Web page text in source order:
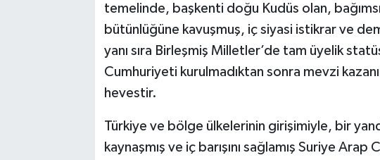
temelinde, başkenti doğu Kudüs olan,
bütünlüğüne kavuşmuş, iç siyasi istikrar ve
yanı sıra Birleşmiş Milletler’de tam üyelik
Cumhuriyeti kurulmadıktan sonra mevzi
hevestir.
Türkiye ve bölge ülkelerinin girişimiyle, bir
kaynaşmış ve iç barışını sağlamış Suriye